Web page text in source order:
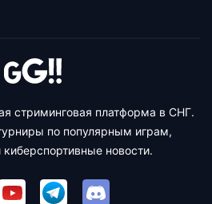
стриминговая платформа в СНГ.
по популярным играм,
новости.